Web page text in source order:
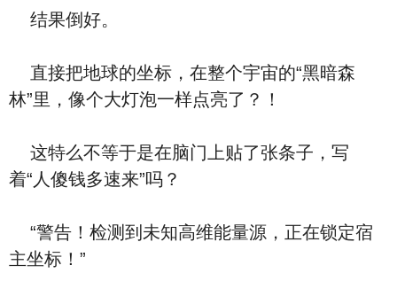
结果倒好。
直接把地球的坐标，在整个宇宙的“黑暗森
林”里，像个大灯泡一样点亮了？！
这特么不等于是在脑门上贴了张条子，写
着“人傻钱多速来”吗？
“警告！检测到未知高维能量源，正在锁定宿
主坐标！”